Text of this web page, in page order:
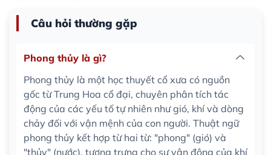
Câu hỏi thường gặp
Phong thủy là gì?
Phong thủy là một học thuyết cổ xưa có nguồn
gốc từ Trung Hoa cổ đại, chuyên phân tích tác
động của các yếu tố tự nhiên như gió, khí và dòng
chảy đối với vận mệnh của con người. Thuật ngữ
phong thủy kết hợp từ hai từ: "phong" (gió) và
"thủy" (nước), tượng trưng cho sự vận động của khí